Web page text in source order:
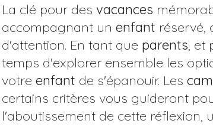
La clé pour des vacances
accompagnant un enfant réservé,
d'attention. En tant que parents, et
temps d'explorer ensemble les
votre enfant de s'épanouir. Les
certains critères vous guideront
l'aboutissement de cette réflexion,